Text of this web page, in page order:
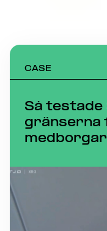
CASE
Så testade
gränserna